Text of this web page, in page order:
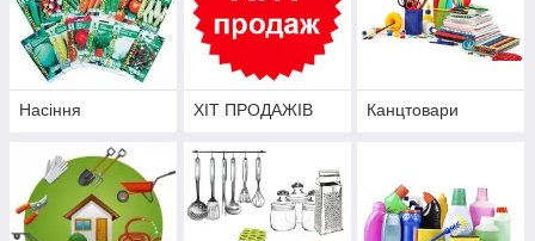
Насіння ХІТ ПРОДАЖІВ Канцтовари